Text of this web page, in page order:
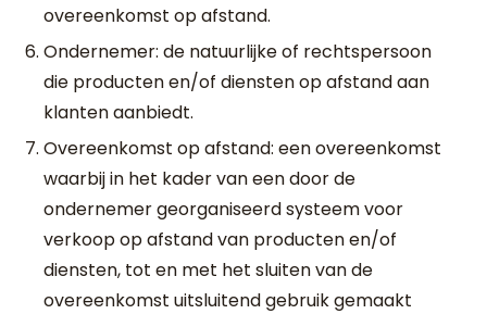
overeenkomst op afstand.
Ondernemer: de natuurlijke of rechtspersoon
die producten en/of diensten op afstand aan
klanten aanbiedt.
Overeenkomst op afstand: een overeenkomst
waarbij in het kader van een door de
ondernemer georganiseerd systeem voor
verkoop op afstand van producten en/of
diensten, tot en met het sluiten van de
overeenkomst uitsluitend gebruik gemaakt